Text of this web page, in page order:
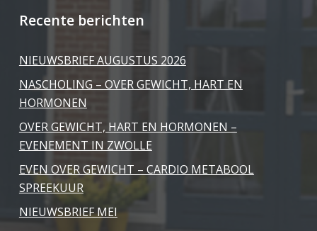
Recente berichten
NIEUWSBRIEF AUGUSTUS 2026
NASCHOLING – OVER GEWICHT, HART EN
HORMONEN
OVER GEWICHT, HART EN HORMONEN –
EVENEMENT IN ZWOLLE
EVEN OVER GEWICHT – CARDIO METABOOL
SPREEKUUR
NIEUWSBRIEF MEI